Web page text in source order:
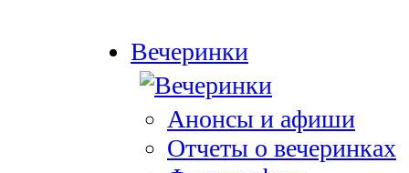
Вечеринки
Анонсы и афиши
Отчеты о вечеринках